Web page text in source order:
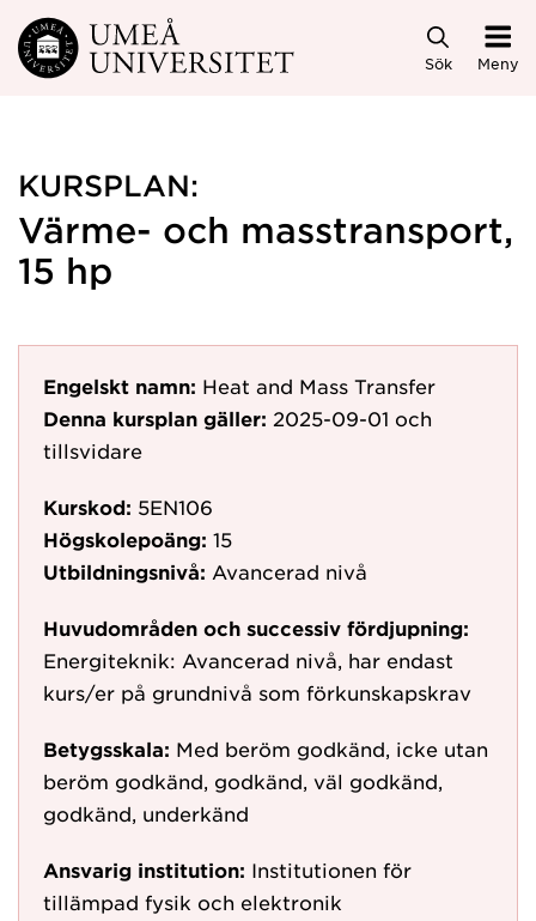
Hoppa direkt till innehållet
Sök Meny
KURSPLAN:
Värme- och masstransport,
15 hp
Engelskt namn: Heat and Mass Transfer
Denna kursplan gäller: 2025-09-01 och
tillsvidare
Kurskod: 5EN106
Högskolepoäng: 15
Utbildningsnivå: Avancerad nivå
Huvudområden och successiv fördjupning:
Energiteknik: Avancerad nivå, har endast
kurs/er på grundnivå som förkunskapskrav
Betygsskala: Med beröm godkänd, icke utan
beröm godkänd, godkänd, väl godkänd,
godkänd, underkänd
Ansvarig institution: Institutionen för
tillämpad fysik och elektronik